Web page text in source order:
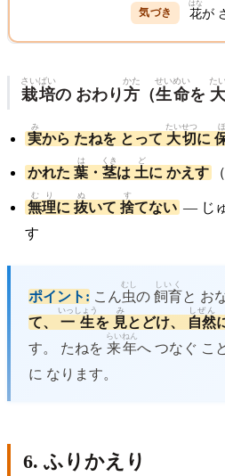
花
はな
が
栽培
さいばい
の おわり方
かた
（生命
せいめい
を
た
実
み
から たねを とって 大切
たいせつ
に
ほ
かれた 葉
は
・ 茎
くき
は 土
ど
に かえす （
無理
むり
に 抜
ぬ
いて 捨
す
てない — じ
す
ポイント: こん虫
むし
の 飼育
しいく
と お
て、 一生
いっしょう
を 見
み
とどけ、 自然
しぜん
す。 たねを 来年
らいねん
へ つなぐ こ
に なります。
6. ふりかえり